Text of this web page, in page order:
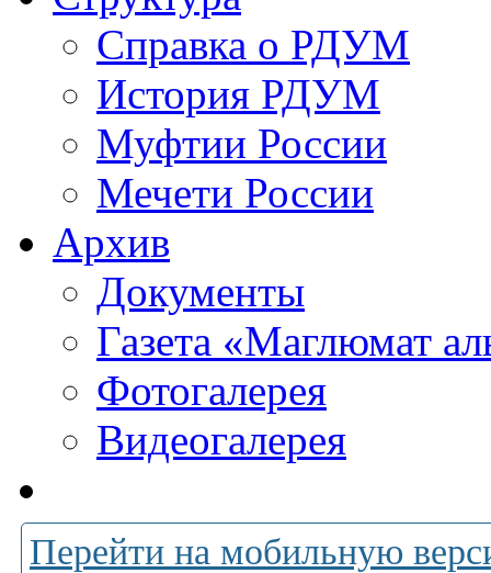
Справка о РДУМ
История РДУМ
Муфтии России
Мечети России
Архив
Документы
Газета «Маглюмат
Фотогалерея
Видеогалерея
Перейти на мобильную